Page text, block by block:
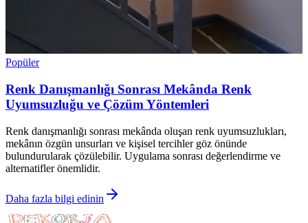
Popüler
Renk Danışmanlığı Sonrası Mekânda Renk
Uyumsuzluğu ve Çözüm Yöntemleri
Renk danışmanlığı sonrası mekânda oluşan renk uyumsuzlukları,
mekânın özgün unsurları ve kişisel tercihler göz önünde
bulundurularak çözülebilir. Uygulama sonrası değerlendirme ve
alternatifler önemlidir.
Daha fazla bilgi edinin